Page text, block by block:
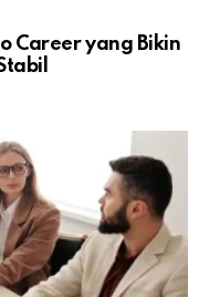
Career yang Bikin